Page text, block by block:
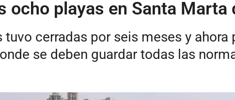
ocho playas en Santa
tuvo cerradas por seis meses y
se deben guardar todas las